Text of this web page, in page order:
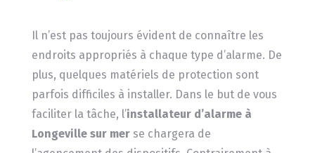
Il n’est pas toujours évident de connaître les
endroits appropriés à chaque type d’alarme. De
plus, quelques matériels de protection sont
parfois difficiles à installer. Dans le but de vous
faciliter la tâche, l’installateur d’alarme à
Longeville sur merse chargera de